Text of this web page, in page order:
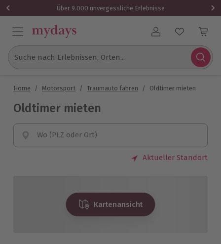
Über 9.000 unvergessliche Erlebnisse
Benutzerkonto
Suche nach Erlebnissen, Orten...
Home / Motorsport / Traumauto fahren / Oldtimer mieten
Oldtimer mieten
Wo (PLZ oder Ort)
Aktueller Standort
Kartenansicht